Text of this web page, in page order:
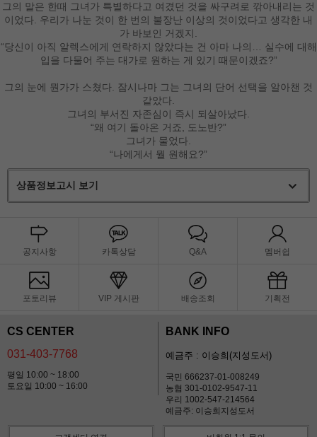
그의 말은 한때 그녀가 특별하다고 여겼던 것을 싸구려로 깎아내리는 것
이었다. 우리가 나눈 것이 한 번의 불장난 이상의 것이었다고 생각한 내
가 바보인 거겠지.
“당신이 아직 알렉스에게 연락하지 않았다는 건 아마 나의… 실수에 대해
입을 다물어 주는 대가로 원하는 게 있기 때문이겠죠?”
그의 눈에 뭔가가 스쳤다. 잠시나마 그는 그녀의 단어 선택을 알아챈 것
같았다.
그녀의 부서진 자존심이 즉시 되살아났다.
“왜 여기 돌아온 거죠, 도노반?”
그녀가 물었다.
“나에게서 뭘 원해요?”
상품정보고시 보기
공지사항 카톡상담 Q&A 멤버쉽
포토리뷰 VIP 게시판 배송조회 기획전
CS CENTER
031-403-7768
평일 10:00 ~ 18:00
토요일 10:00 ~ 16:00
BANK INFO
예금주 : 이승희(지성도서)
국민 666237-01-008249
농협 301-0102-9547-11
우리 1002-547-214564
예금주: 이승희지성도서